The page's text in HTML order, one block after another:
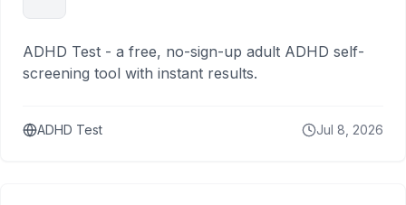
ADHD Test - a free, no-sign-up adult ADHD self-
screening tool with instant results.
ADHD Test Jul 8, 2026